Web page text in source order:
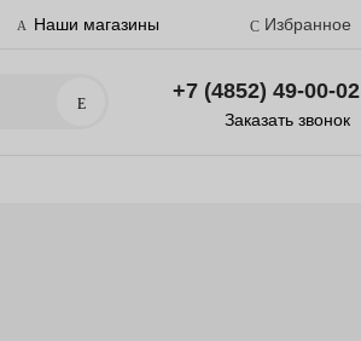
Наши магазины Избранное
Поиск +7 (4852) 49-00-02
Заказать звонок